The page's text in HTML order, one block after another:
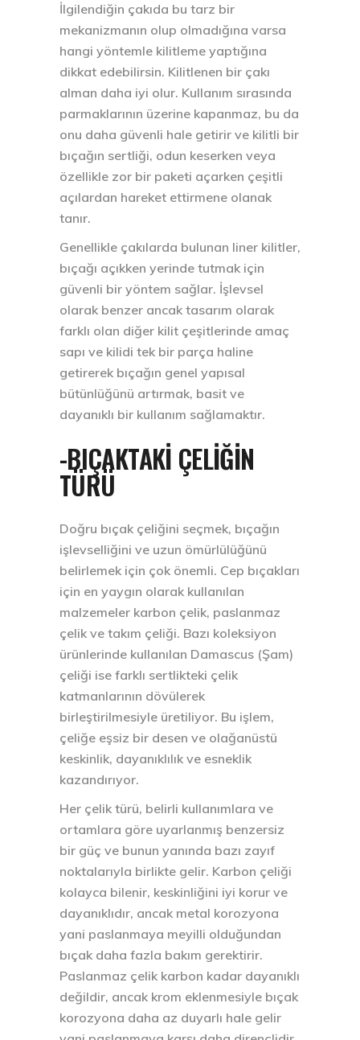
İlgilendiğin çakıda bu tarz bir
mekanizmanın olup olmadığına varsa
hangi yöntemle kilitleme yaptığına
dikkat edebilirsin. Kilitlenen bir çakı
alman daha iyi olur. Kullanım sırasında
parmaklarının üzerine kapanmaz, bu da
onu daha güvenli hale getirir ve kilitli bir
bıçağın sertliği, odun keserken veya
özellikle zor bir paketi açarken çeşitli
açılardan hareket ettirmene olanak
tanır.
Genellikle çakılarda bulunan liner kilitler,
bıçağı açıkken yerinde tutmak için
güvenli bir yöntem sağlar. İşlevsel
olarak benzer ancak tasarım olarak
farklı olan diğer kilit çeşitlerinde amaç
sapı ve kilidi tek bir parça haline
getirerek bıçağın genel yapısal
bütünlüğünü artırmak, basit ve
dayanıklı bir kullanım sağlamaktır.
-BIÇAKTAKİ ÇELİĞİN
TÜRÜ
Doğru bıçak çeliğini seçmek, bıçağın
işlevselliğini ve uzun ömürlülüğünü
belirlemek için çok önemli. Cep bıçakları
için en yaygın olarak kullanılan
malzemeler karbon çelik, paslanmaz
çelik ve takım çeliği. Bazı koleksiyon
ürünlerinde kullanılan Damascus (Şam)
çeliği ise farklı sertlikteki çelik
katmanlarının dövülerek
birleştirilmesiyle üretiliyor. Bu işlem,
çeliğe eşsiz bir desen ve olağanüstü
keskinlik, dayanıklılık ve esneklik
kazandırıyor.
Her çelik türü, belirli kullanımlara ve
ortamlara göre uyarlanmış benzersiz
bir güç ve bunun yanında bazı zayıf
noktalarıyla birlikte gelir. Karbon çeliği
kolayca bilenir, keskinliğini iyi korur ve
dayanıklıdır, ancak metal korozyona
yani paslanmaya meyilli olduğundan
bıçak daha fazla bakım gerektirir.
Paslanmaz çelik karbon kadar dayanıklı
değildir, ancak krom eklenmesiyle bıçak
korozyona daha az duyarlı hale gelir